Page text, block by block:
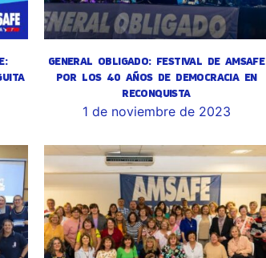
GENERAL OBLIGADO: FESTIVAL DE AMSAFE
POR LOS 40 AÑOS DE DEMOCRACIA EN
RECONQUISTA
1 de noviembre de 2023